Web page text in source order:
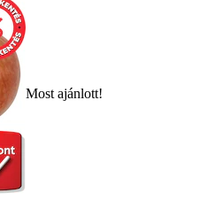
Most ajánlott!